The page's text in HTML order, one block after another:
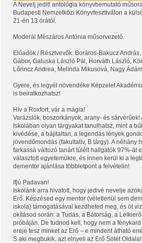
A Nevelj jedit! antológia könyvbemutató
Budapesti Nemzetközi Könyvfesztiválon a
21-én 13 órától.
Moderál Mészáros Antónia műsorvezető.
Előadók / Résztvevők: Boráros-Bakucz
Gábor, Galuska László Pál, Horváth László,
Lőrincz Andrea, Melinda Mikusová, Nagy
Gyere, és legyél növendéke Képzelet
is beiratkozhatsz!
Hív a Roxfort, vár a mágia!
Varázslók, boszorkányok, arany- és sárvérűek!
Iskolában olyan tárgyakat tanulhatsz, mint a
kivédése, a bájitaltan, a legendás lények
jövendőmondás (fakultatív, B tárgy). A néhány
farkassá változó tanárt túlélt hallgatók 97%-át
választott egyetemükre, és innen kerül ki a
dementor ajánlása többletpont a felvételin!
Ifjú Padavan!
Iskolánk arra hivatott, hogy jedivé nevelje
Erő. Képzésed egy mentor (véletlenül sem
iskola) támogatásával kezdheted meg, és öt
okításod során: a Tudás, a Bátorság, a
próbáján. De tudnod kell, hogy nem a
ereje tesz minket az Erő – e mindent átható
S aki megbukik, azt elnyeli az Erő Sötét Oldala!